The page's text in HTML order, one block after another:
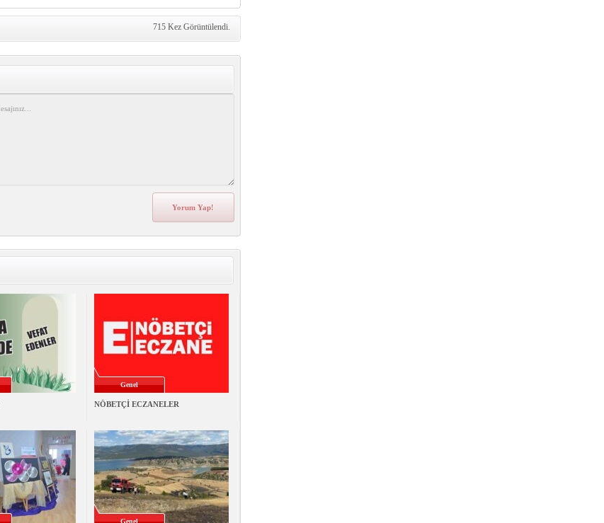
715 Kez Görüntülendi.
Genel
NÖBETÇİ ECZANELER
Genel